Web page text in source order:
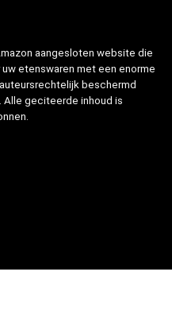
aangesloten website die
etenswaren met een enorme
beschermd
Alle geciteerde inhoud is